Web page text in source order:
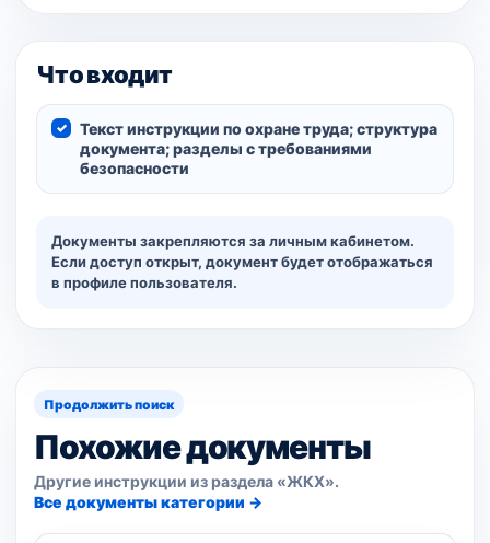
Что входит
Текст инструкции по охране труда; структура
документа; разделы с требованиями
безопасности
Документы закрепляются за личным кабинетом.
Если доступ открыт, документ будет отображаться
в профиле пользователя.
Продолжить поиск
Похожие документы
Другие инструкции из раздела «ЖКХ».
Все документы категории →